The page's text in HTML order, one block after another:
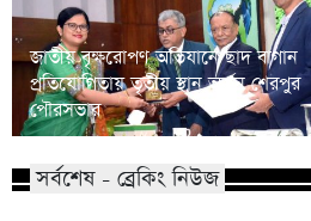
জাতীয় বৃক্ষরোপণ অভিযানে ছাদ বাগান
প্রতিযোগিতায় তৃতীয় স্থান অর্জন শেরপুর
পৌরসভার
সর্বশেষ - ব্রেকিং নিউজ